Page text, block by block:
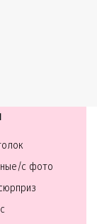
с фото